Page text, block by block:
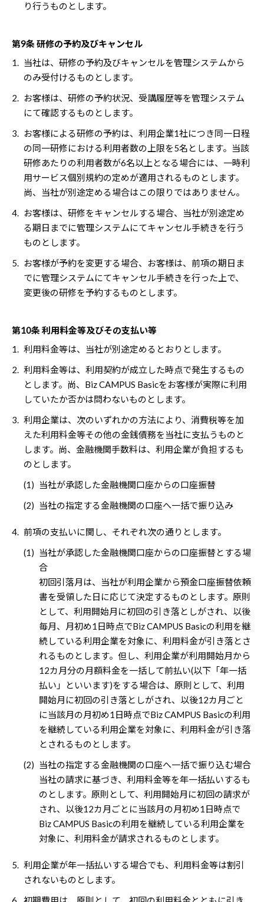
り行うものとします。
第9条 研修の予約及びキャンセル
1. 当社は、研修の予約及びキャンセルを管理システムから
のみ受付けるものとします。
2. お客様は、研修の予約状況、受講履歴等を管理システム
にて確認するものとします。
3. お客様による研修の予約は、利用企業1社につき同一日程
の同一研修における利用者数の上限を5名とします。当該
研修あたりの利用者数が6名以上となる場合には、一時利
用サービス個別規約の定めが適用されるものとします。
尚、当社が別途定める場合はこの限りではありません。
4. お客様は、研修をキャンセルする場合、当社が別途定め
る期日までに管理システムにてキャンセル手続きを行う
ものとします。
5. お客様が予約を変更する場合、お客様は、前項の期日ま
でに管理システムにてキャンセル手続きを行った上で、
変更後の研修を予約するものとします。
第10条 利用料金等及びその支払い等
1. 利用料金等は、当社が別途定めるとおりとします。
2. 利用料金等は、利用契約が成立した時点で発生するもの
とします。尚、Biz CAMPUS Basicをお客様が実際に利用
していたか否かは問わないものとします。
3. 利用企業は、次のいずれかの方法により、消費税等を加
えた利用料金等その他の金銭債務を当社に支払うものと
します。尚、金融機関手数料は、利用企業が負担するも
のとします。
(1)
当社が承認した金融機関口座からの口座振替
(2)
当社の指定する金融機関の口座へ一括で振り込み
4. 前項の支払いに関し、それぞれ次の通りとします。
(1)
当社が承認した金融機関口座からの口座振替とする場
合
初回引落月は、当社が利用企業から預金口座振替依頼
書を受領した日に応じて決定するものとします。原則
として、利用開始月に初回の引き落としがされ、以後
毎月、月初め1日時点でBiz CAMPUS Basicの利用を継
続している利用企業を対象に、利用料金が引き落とさ
れるものとします。但し、利用企業が利用開始月から
12カ月分の月額料金を一括して前払い(以下「年一括
払い」といいます)をする場合は、原則として、利用
開始月に初回の引き落としがされ、以後12カ月ごと
に当該月の月初め1日時点でBiz CAMPUS Basicの利用
を継続している利用企業を対象に、利用料金が引き落
とされるものとします。
(2)
当社の指定する金融機関の口座へ一括で振り込む場合
当社の請求に基づき、利用料金等を年一括払いするも
のとします。原則として、利用開始月に初回の請求が
され、以後12カ月ごとに当該月の月初め1日時点で
Biz CAMPUS Basicの利用を継続している利用企業を
対象に、利用料金が請求されるものとします。
5. 利用企業が年一括払いする場合でも、利用料金等は割引
されないものとします。